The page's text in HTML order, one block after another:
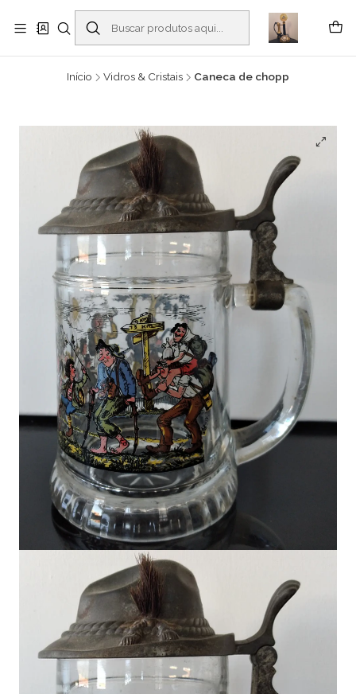
Buscantiguidades - Leilões. Colecionismo e antiguidades em Viana do
Castelo -
Leia mais
Início Vidros & Cristais Caneca de chopp